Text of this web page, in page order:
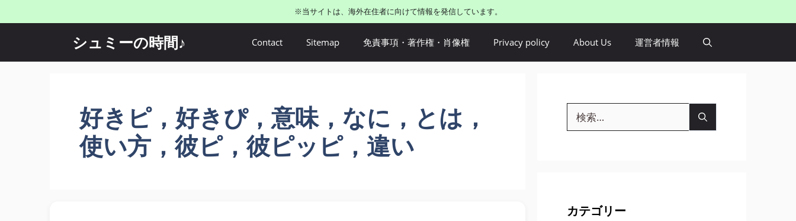
ン
ツ
※当サイトは、海外在住者に向けて情報を発信しています。
シュミーの時間♪ Contact Sitemap 免責事項・著作権・肖像権 Privacy policy About Us 運営者情報
好きピ，好きぴ，意味，なに，とは，
使い方，彼ピ，彼ピッピ，違い
索:
カテゴリー